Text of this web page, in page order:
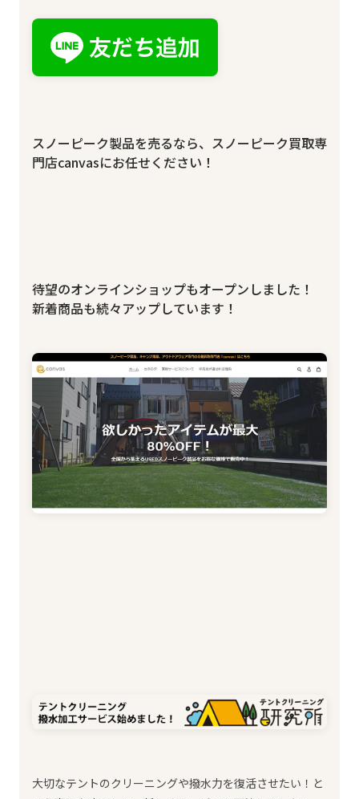
スノーピーク製品を売るなら、スノーピーク買取専
門店canvasにお任せください！
待望のオンラインショップもオープンしました！
新着商品も続々アップしています！
大切なテントのクリーニングや撥水力を復活させたい！と